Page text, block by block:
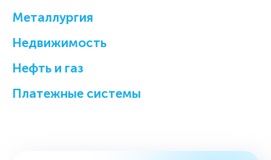
Металлургия
Недвижимость
Нефть и газ
Платежные системы